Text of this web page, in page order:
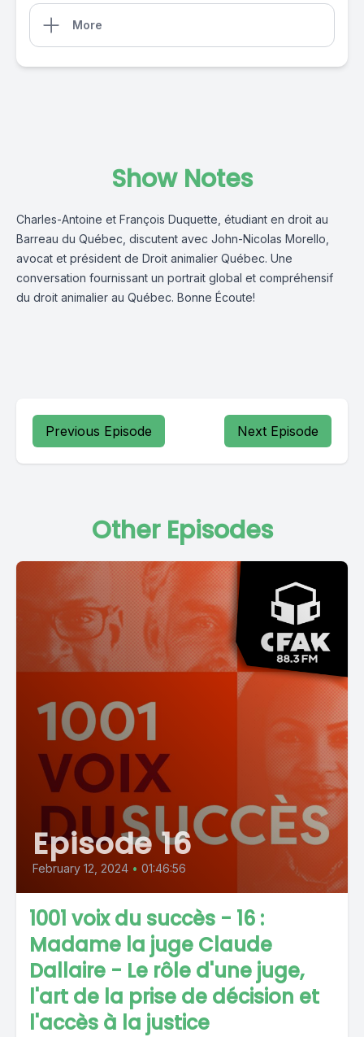
More
Show Notes
Charles-Antoine et François Duquette, étudiant en droit au
Barreau du Québec, discutent avec John-Nicolas Morello,
avocat et président de Droit animalier Québec. Une
conversation fournissant un portrait global et compréhensif
du droit animalier au Québec. Bonne Écoute!
Previous Episode Next Episode
Other Episodes
Episode 16
February 12, 2024 • 01:46:56
1001 voix du succès - 16 :
Madame la juge Claude
Dallaire - Le rôle d'une juge,
l'art de la prise de décision et
l'accès à la justice